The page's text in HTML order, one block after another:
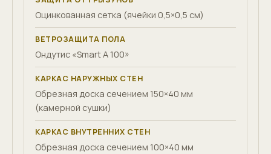
Оцинкованная сетка (ячейки 0,5×0,5 см)
ВЕТРОЗАЩИТА ПОЛА
Ондутис «Smart A 100»
КАРКАС НАРУЖНЫХ СТЕН
Обрезная доска сечением 150×40 мм
(камерной сушки)
КАРКАС ВНУТРЕННИХ СТЕН
Обрезная доска сечением 100×40 мм